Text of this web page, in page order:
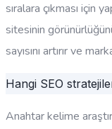
sıralara çıkması için
sitesinin
sayısını artırır ve
Hangi SEO
Anahtar kelime